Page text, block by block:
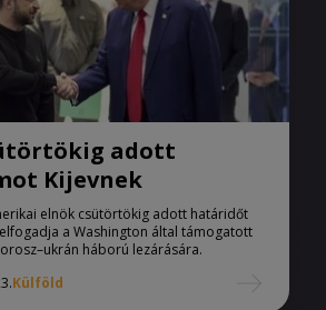
adott
Kijevnek
elnök csütörtökig adott határidőt
a Washington által támogatott
háború lezárására.
Külföld